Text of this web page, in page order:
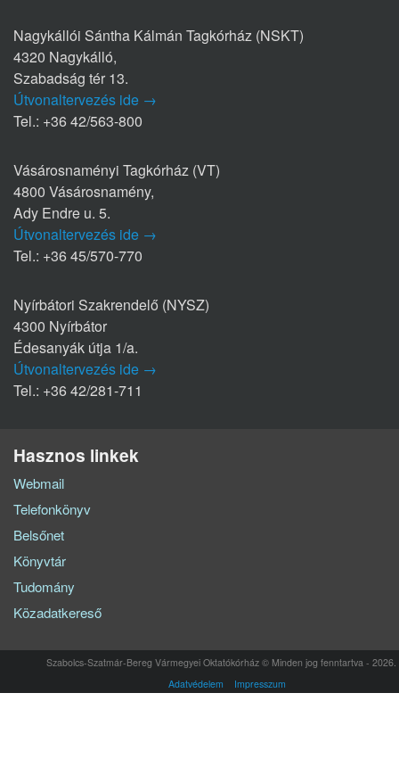
Nagykállói Sántha Kálmán Tagkórház (NSKT)
4320 Nagykálló,
Szabadság tér 13.
Útvonaltervezés ide →
Tel.: +36 42/563-800
Vásárosnaményi Tagkórház (VT)
4800 Vásárosnamény,
Ady Endre u. 5.
Útvonaltervezés ide →
Tel.: +36 45/570-770
Nyírbátori Szakrendelő (NYSZ)
4300 Nyírbátor
Édesanyák útja 1/a.
Útvonaltervezés ide →
Tel.: +36 42/281-711
Hasznos linkek
Webmail
Telefonkönyv
Belsőnet
Könyvtár
Tudomány
Közadatkereső
Szabolcs-Szatmár-Bereg Vármegyei Oktatókórház © Minden jog fenntartva - 2026.
Adatvédelem
Impresszum